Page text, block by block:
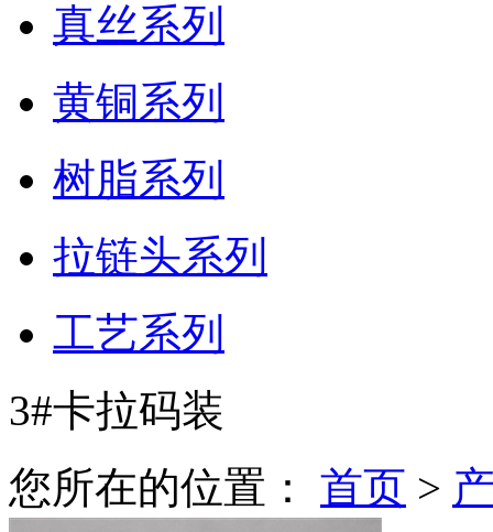
真丝系列
黄铜系列
树脂系列
拉链头系列
工艺系列
3#卡拉码装
您所在的位置： 首页 >